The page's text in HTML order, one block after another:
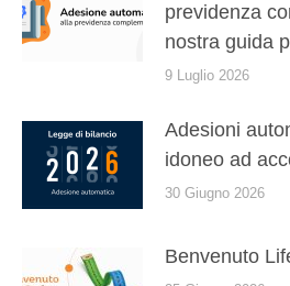
previdenza
nostra guida
9 Luglio 2026
Adesioni
idoneo ad
30 Giugno 2026
Benvenuto